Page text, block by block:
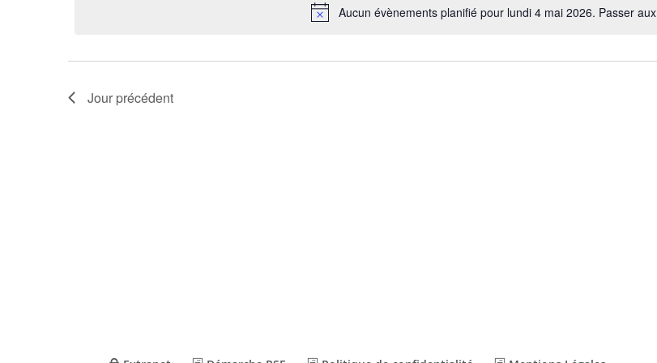
Notice
Aucun évènements planifié pour lundi 4 mai 2026. Passer aux
Jour précédent